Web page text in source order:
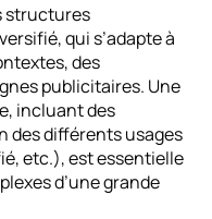
structures
qui s’adapte à
des
publicitaires. Une
incluant des
des différents usages
etc.), est essentielle
d’une grande